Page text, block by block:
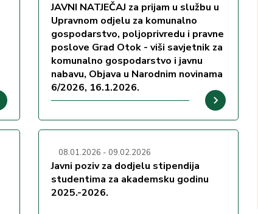
JAVNI NATJEČAJ za prijam u službu u
Upravnom odjelu za komunalno
gospodarstvo, poljoprivredu i pravne
poslove Grad Otok - viši savjetnik za
komunalno gospodarstvo i javnu
nabavu, Objava u Narodnim novinama
6/2026, 16.1.2026.
08.01.2026 - 09.02.2026
Javni poziv za dodjelu stipendija
studentima za akademsku godinu
2025.-2026.